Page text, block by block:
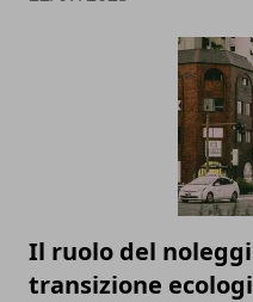
Il ruolo del
transizione